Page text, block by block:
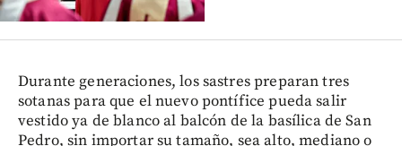
Durante generaciones, los sastres preparan tres
sotanas para que el nuevo pontífice pueda salir
vestido ya de blanco al balcón de la basílica de San
Pedro, sin importar su tamaño, sea alto, mediano o